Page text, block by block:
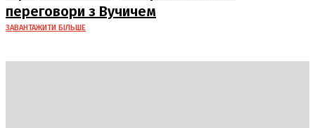
переговори з Вучичем
ЗАВАНТАЖИТИ БІЛЬШЕ